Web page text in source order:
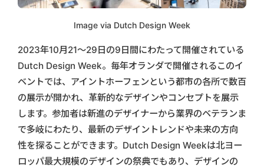
Image via Dutch Design Week
2023年10月21〜29日の9日間にわたって開催されている
Dutch Design Week。毎年オランダで開催されるこのイ
ベントでは、アイントホーフェンという都市の各所で数百
の展示が開かれ、革新的なデザインやコンセプトを展示
します。参加者は新進のデザイナーから業界のベテランま
で多岐にわたり、最新のデザイントレンドや未来の方向
性を探ることができます。Dutch Design Weekは北ヨー
ロッパ最大規模のデザインの祭典でもあり、デザインの